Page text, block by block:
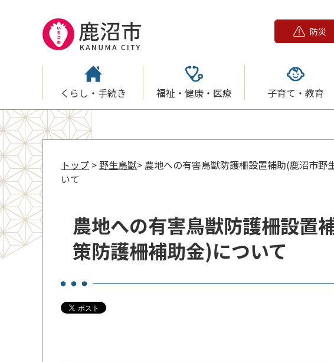
防災
くらし・手続き 福祉・健康・医療 子育て・教育
トップ >野生鳥獣> 農地への有害鳥獣防護柵設置補助(鹿沼市野
いて
農地への有害鳥獣防護柵設置
策防護柵補助金)について